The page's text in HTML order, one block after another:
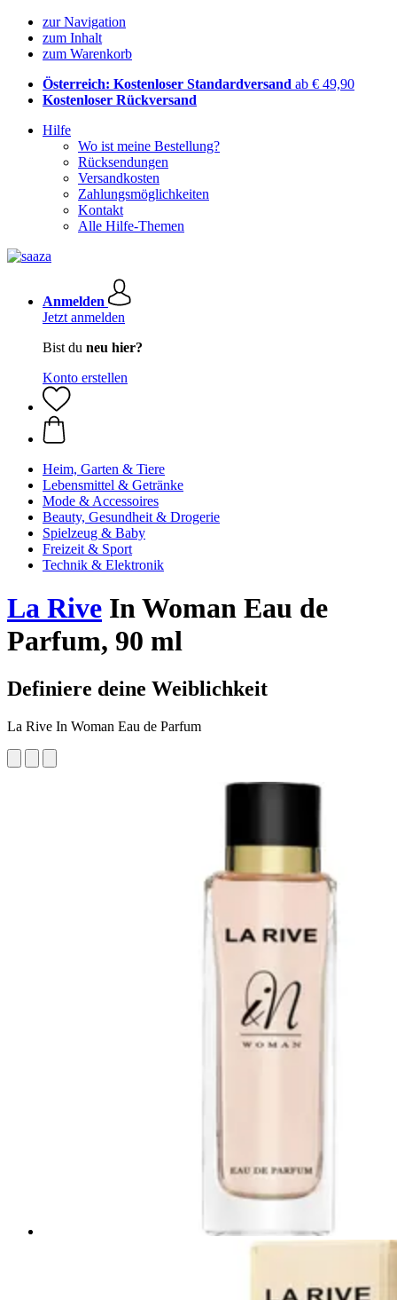
zur Navigation
zum Inhalt
zum Warenkorb
Österreich: Kostenloser Standardversand ab € 49,90
Kostenloser Rückversand
Hilfe
Wo ist meine Bestellung?
Rücksendungen
Versandkosten
Zahlungsmöglichkeiten
Kontakt
Alle Hilfe-Themen
Anmelden
Jetzt anmelden
Bist du neu hier?
Konto erstellen
Heim, Garten & Tiere
Lebensmittel & Getränke
Mode & Accessoires
Beauty, Gesundheit & Drogerie
Spielzeug & Baby
Freizeit & Sport
Technik & Elektronik
La Rive In Woman Eau de
Parfum, 90 ml
Definiere deine Weiblichkeit
La Rive In Woman Eau de Parfum